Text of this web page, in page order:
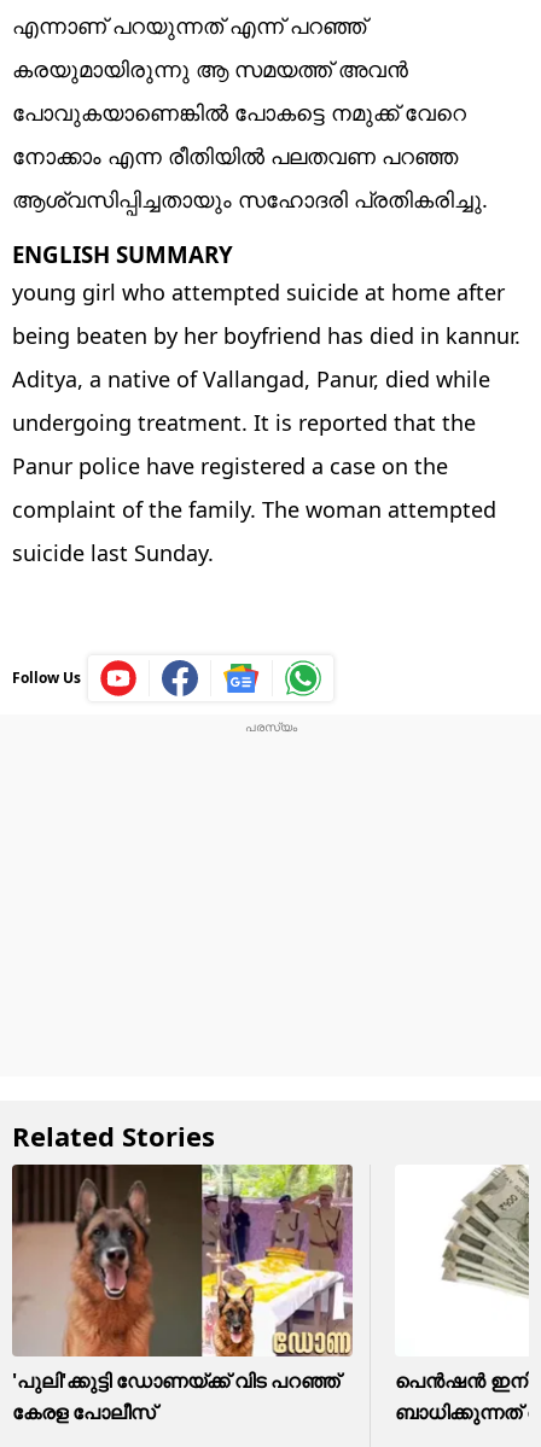
എന്നാണ് പറയുന്നത് എന്ന് പറഞ്ഞ്
കരയുമായിരുന്നു ആ സമയത്ത് അവൻ
പോവുകയാണെങ്കിൽ പോകട്ടെ നമുക്ക് വേറെ
നോക്കാം എന്ന രീതിയിൽ പലതവണ പറഞ്ഞ
ആശ്വസിപ്പിച്ചതായും സഹോദരി പ്രതികരിച്ചു.
ENGLISH SUMMARY
young girl who attempted suicide at home after
being beaten by her boyfriend has died in kannur.
Aditya, a native of Vallangad, Panur, died while
undergoing treatment. It is reported that the
Panur police have registered a case on the
complaint of the family. The woman attempted
suicide last Sunday.
Follow Us
Related Stories
'പുലി'ക്കുട്ടി ഡോണയ്ക്ക് വിട പറഞ്ഞ്
കേരള പോലീസ്
പെൻഷൻ ഇനി
ബാധിക്കുന്നത്